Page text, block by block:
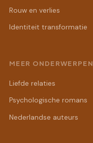
Rouw en verlies
Identiteit transformatie
MEER ONDERWERPEN
Liefde relaties
Psychologische romans
Nederlandse auteurs